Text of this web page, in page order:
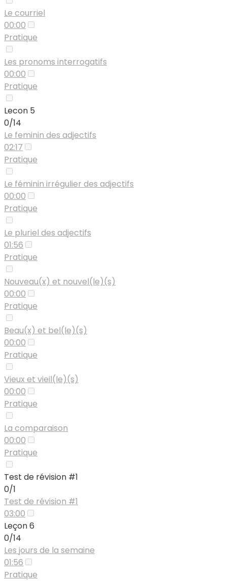
Le courriel
00:00
Pratique
Les pronoms interrogatifs
00:00
Pratique
Lecon 5
0/14
Le feminin des adjectifs
02:17
Pratique
Le féminin irrégulier des adjectifs
00:00
Pratique
Le pluriel des adjectifs
01:56
Pratique
Nouveau(x) et nouvel(le)(s)
00:00
Pratique
Beau(x) et bel(le)(s)
00:00
Pratique
Vieux et vieil(le)(s)
00:00
Pratique
La comparaison
00:00
Pratique
Test de révision #1
0/1
Test de révision #1
03:00
Leçon 6
0/14
Les jours de la semaine
01:56
Pratique